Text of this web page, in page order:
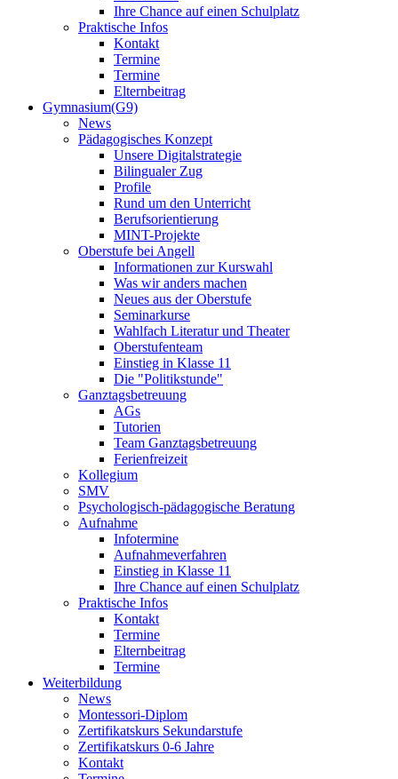
Ihre Chance auf einen Schulplatz
Praktische Infos
Kontakt
Termine
Termine
Elternbeitrag
Gymnasium(G9)
News
Pädagogisches Konzept
Unsere Digitalstrategie
Bilingualer Zug
Profile
Rund um den Unterricht
Berufsorientierung
MINT-Projekte
Oberstufe bei Angell
Informationen zur Kurswahl
Was wir anders machen
Neues aus der Oberstufe
Seminarkurse
Wahlfach Literatur und Theater
Oberstufenteam
Einstieg in Klasse 11
Die "Politikstunde"
Ganztagsbetreuung
AGs
Tutorien
Team Ganztagsbetreuung
Ferienfreizeit
Kollegium
SMV
Psychologisch-pädagogische Beratung
Aufnahme
Infotermine
Aufnahmeverfahren
Einstieg in Klasse 11
Ihre Chance auf einen Schulplatz
Praktische Infos
Kontakt
Termine
Elternbeitrag
Termine
Weiterbildung
News
Montessori-Diplom
Zertifikatskurs Sekundarstufe
Zertifikatskurs 0-6 Jahre
Kontakt